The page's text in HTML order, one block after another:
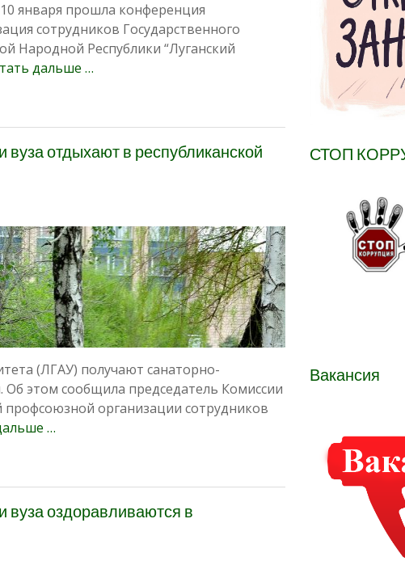
января прошла конференция
сотрудников Государственного
Народной Республики “Луганский
дальше …
отдыхают в республиканской
(ЛГАУ) получают санаторно-
Об этом сообщила председатель Комиссии
организации сотрудников
…
вуза оздоравливаются в
СТОП
Вакансия